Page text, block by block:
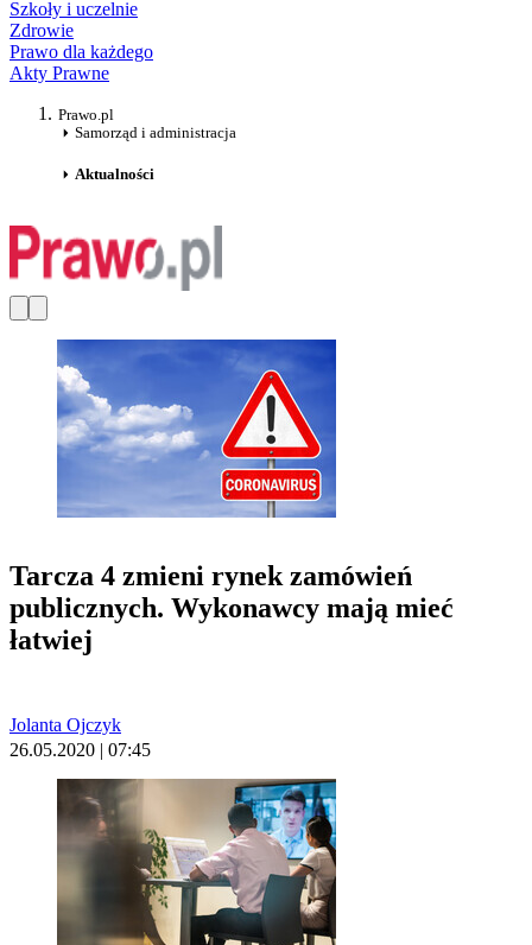
Szkoły i uczelnie
Zdrowie
Prawo dla każdego
Akty Prawne
Prawo.pl
Samorząd i administracja
Aktualności
Tarcza 4 zmieni rynek zamówień
publicznych. Wykonawcy mają mieć
łatwiej
Jolanta Ojczyk
26.05.2020 | 07:45